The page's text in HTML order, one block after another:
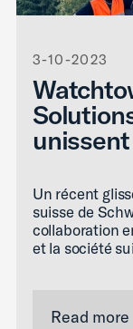
3-10-2023
Un récent
suisse de
collaboration
et la société
Read more